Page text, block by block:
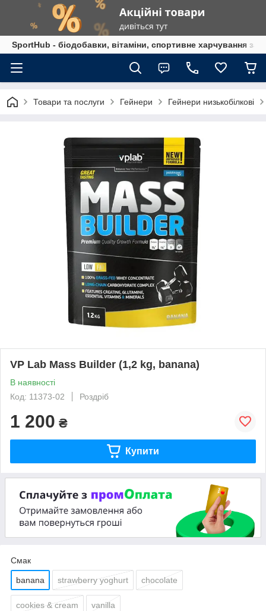
SportHub - біодобавки, вітаміни, спортивне харчування за
Товари та послуги Гейнери Гейнери низькобілкові
VP Lab Mass Builder (1,2 kg, banana)
В наявності
Код: 11373-02
Роздріб
1 200 ₴
Купити
Смак
banana strawberry yoghurt chocolate
cookies & cream vanilla